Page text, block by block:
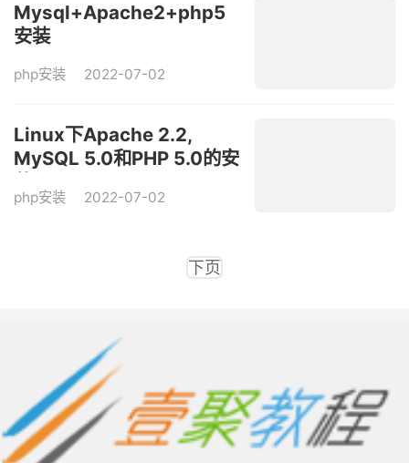
Mysql+Apache2+php5
安装
php安装 2022-07-02
Linux下Apache 2.2,
MySQL 5.0和PHP 5.0的安
php安装 2022-07-02
下页